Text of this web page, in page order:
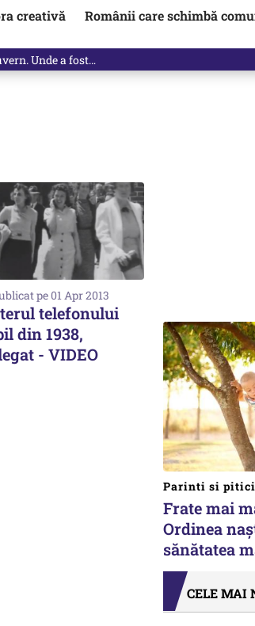
creativă
Românii care schimbă
dincolo de…
pe 01 Apr 2013
telefonului
din 1938,
- VIDEO
Parinti si pitici
Frate mai
Ordinea
sănătatea
CELE MAI